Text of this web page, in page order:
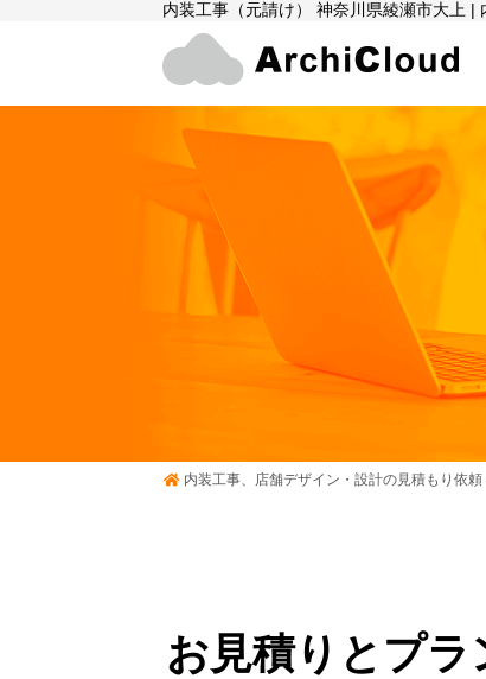
内装工事（元請け） 神奈川県綾瀬市大上 |
内装工事、店舗デザイン・設計の見積もり依
お見積りとプラ